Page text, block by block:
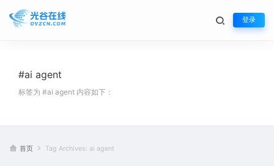
登录
#ai agent
标签为 #ai agent 内容如下：
首页 Tag Archives: ai agent